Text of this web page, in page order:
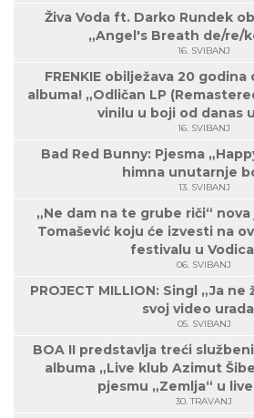
Živa Voda ft. Darko Rundek
„Angel's Breath de/re/
16. SVIBANJ
FRENKIE obilježava 20
albuma! „Odličan LP
vinilu u boji od danas
16. SVIBANJ
Bad Red Bunny: Pjesma
himna unutarnje
13. SVIBANJ
„Ne dam na te grube riči“
Tomašević koju će izvesti na
festivalu u
06. SVIBANJ
PROJECT MILLION: Singl „Ja
svoj video
05. SVIBANJ
BOA II predstavlja treći
albuma „Live klub Azimut
pjesmu „Zemlja“ u
30. TRAVANJ